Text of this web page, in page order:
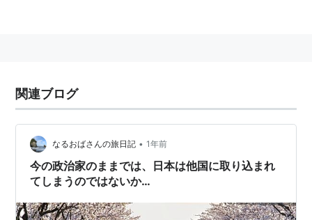
関連ブログ
なるおばさんの旅日記 • 1年前
今の政治家のままでは、日本は他国に取り込まれ
てしまうのではないか…